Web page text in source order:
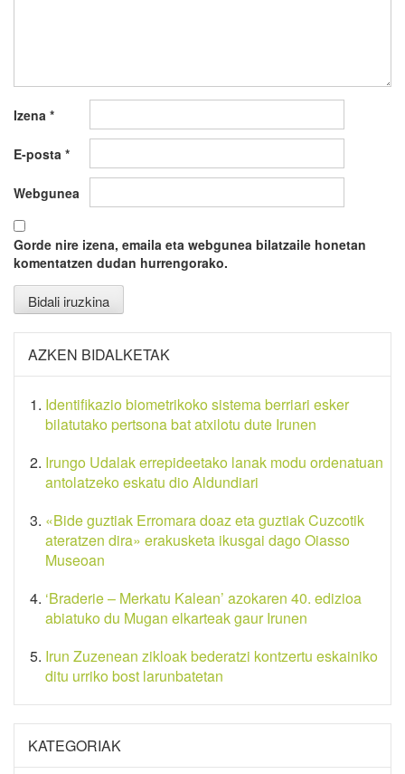
Izena *
E-posta *
Webgunea
Gorde nire izena, emaila eta webgunea bilatzaile honetan
komentatzen dudan hurrengorako.
AZKEN BIDALKETAK
Identifikazio biometrikoko sistema berriari esker
bilatutako pertsona bat atxilotu dute Irunen
Irungo Udalak errepideetako lanak modu ordenatuan
antolatzeko eskatu dio Aldundiari
«Bide guztiak Erromara doaz eta guztiak Cuzcotik
ateratzen dira» erakusketa ikusgai dago Oiasso
Museoan
‘Braderie – Merkatu Kalean’ azokaren 40. edizioa
abiatuko du Mugan elkarteak gaur Irunen
Irun Zuzenean zikloak bederatzi kontzertu eskainiko
ditu urriko bost larunbatetan
KATEGORIAK